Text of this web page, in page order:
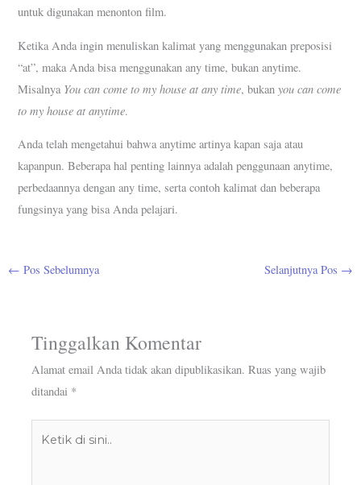
untuk digunakan menonton film.
Ketika Anda ingin menuliskan kalimat yang menggunakan preposisi
“at”, maka Anda bisa menggunakan any time, bukan anytime.
Misalnya You can come to my house at any time, bukanyou can come
to my house at anytime.
Anda telah mengetahui bahwa anytime artinya kapan saja atau
kapanpun. Beberapa hal penting lainnya adalah penggunaan anytime,
perbedaannya dengan any time, serta contoh kalimat dan beberapa
fungsinya yang bisa Anda pelajari.
← Pos Sebelumnya Selanjutnya Pos →
Tinggalkan Komentar
Alamat email Anda tidak akan dipublikasikan. Ruas yang wajib
ditandai *